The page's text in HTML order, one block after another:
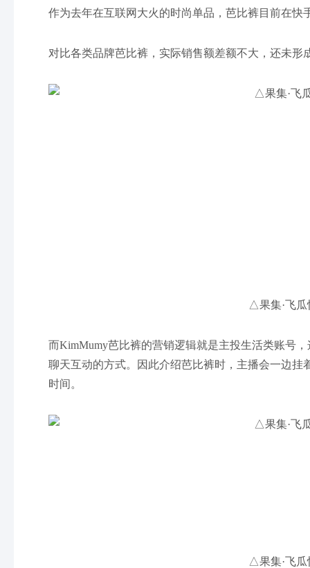
作为去年在互联网大火的时尚单品，芭比裤目前在快
对比各类品牌芭比裤，实际销售额差额不大，还未
△果集·飞瓜
而KimMumy芭比裤的营销逻辑就是主投生活类账号
聊天互动的方式。因此介绍芭比裤时，主播会一边
时间。
△果集·飞瓜